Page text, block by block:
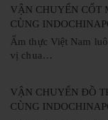
VẬN CHUYỂN CỐT
CÙNG
Ẩm thực Việt Nam
vị chua…
VẬN CHUYỂN ĐỒ
CÙNG